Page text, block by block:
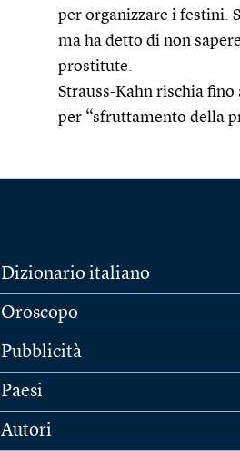
per organizzare i festini.
ma ha detto di non
prostitute.
Strauss-Kahn rischia fino
per “sfruttamento della
Dizionario italiano
Oroscopo
Pubblicità
Paesi
Autori